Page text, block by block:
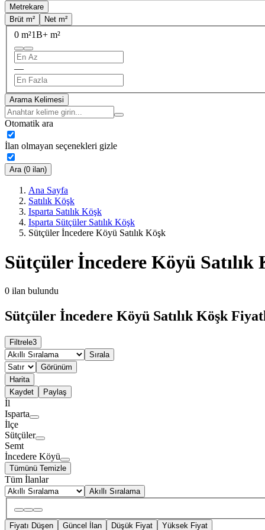
Metrekare
Brüt m²
Net m²
0 m²1B+ m²
—
Arama Kelimesi
Otomatik ara
İlan olmayan seçenekleri gizle
Ara (0 ilan)
Ana Sayfa
Satılık Köşk
Isparta Satılık Köşk
Isparta Sütçüler Satılık Köşk
Sütçüler İncedere Köyü Satılık Köşk
Sütçüler İncedere Köyü Satılık
0 ilan bulundu
Sütçüler İncedere Köyü Satılık Köşk
Filtrele3
Sırala
Görünüm
Harita
Kaydet
Paylaş
İl
Isparta
İlçe
Sütçüler
Semt
İncedere Köyü
Tümünü Temizle
Tüm İlanlar
Akıllı Sıralama
Fiyatı Düşen Güncel İlan Düşük Fiyat Yüksek Fiyat